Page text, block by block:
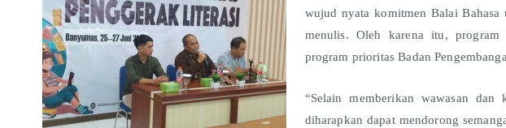
wujud nyata komitmen Balai Bahasa
menulis. Oleh karena itu,
program prioritas Badan
“Selain memberikan wawasan
diharapkan dapat mendorong